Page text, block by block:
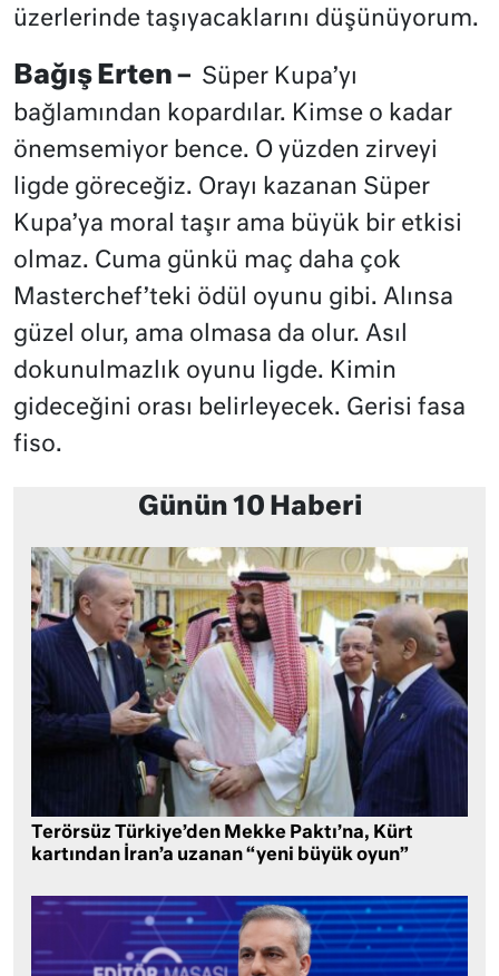
üzerlerinde taşıyacaklarını düşünüyorum.
Bağış Erten – Süper Kupa’yı
bağlamından kopardılar. Kimse o kadar
önemsemiyor bence. O yüzden zirveyi
ligde göreceğiz. Orayı kazanan Süper
Kupa’ya moral taşır ama büyük bir etkisi
olmaz. Cuma günkü maç daha çok
Masterchef’teki ödül oyunu gibi. Alınsa
güzel olur, ama olmasa da olur. Asıl
dokunulmazlık oyunu ligde. Kimin
gideceğini orası belirleyecek. Gerisi fasa
fiso.
Günün 10 Haberi
Terörsüz Türkiye’den Mekke Paktı’na, Kürt
kartından İran’a uzanan “yeni büyük oyun”